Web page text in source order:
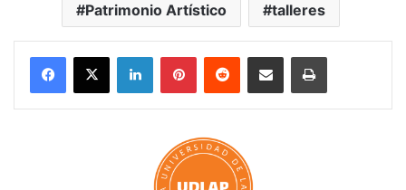
Patrimonio Artístico talleres
LinkedInPinterestReddit Share via Email Print